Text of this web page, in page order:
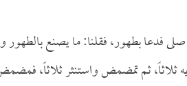
فدعا بطهور، فقلنا: ما يصنع بالطهور
ثلاثاً، ثم تمضمض واستنثر ثلاثاً،